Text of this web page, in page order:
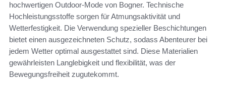
hochwertigen Outdoor-Mode von Bogner. Technische
Hochleistungsstoffe sorgen für Atmungsaktivität und
Wetterfestigkeit. Die Verwendung spezieller Beschichtungen
bietet einen ausgezeichneten Schutz, sodass Abenteurer bei
jedem Wetter optimal ausgestattet sind. Diese Materialien
gewährleisten Langlebigkeit und flexibilität, was der
Bewegungsfreiheit zugutekommt.